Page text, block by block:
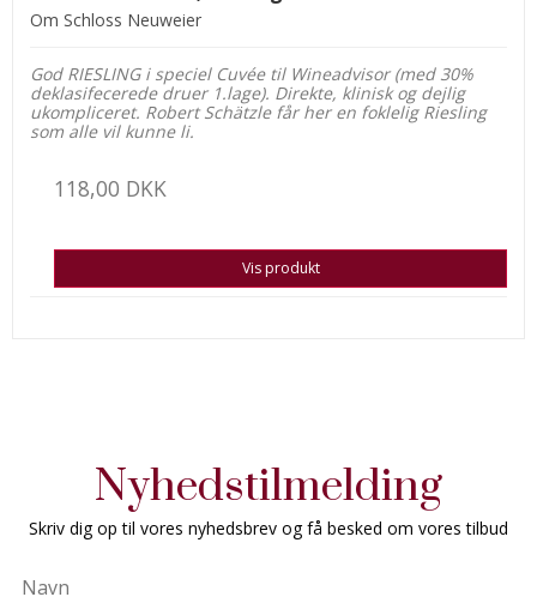
Om Schloss Neuweier
God RIESLING i speciel Cuvée til Wineadvisor (med 30%
deklasifecerede druer 1.lage). Direkte, klinisk og dejlig
ukompliceret. Robert Schätzle får her en foklelig Riesling
som alle vil kunne li.
118,00 DKK
Vis produkt
Nyhedstilmelding
Skriv dig op til vores nyhedsbrev og få besked om vores tilbud